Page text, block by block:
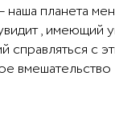
планета
, имеющий
справляться